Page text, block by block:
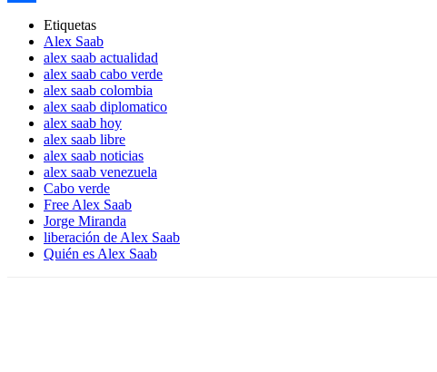
Compartir
Etiquetas
Alex Saab
alex saab actualidad
alex saab cabo verde
alex saab colombia
alex saab diplomatico
alex saab hoy
alex saab libre
alex saab noticias
alex saab venezuela
Cabo verde
Free Alex Saab
Jorge Miranda
liberación de Alex Saab
Quién es Alex Saab